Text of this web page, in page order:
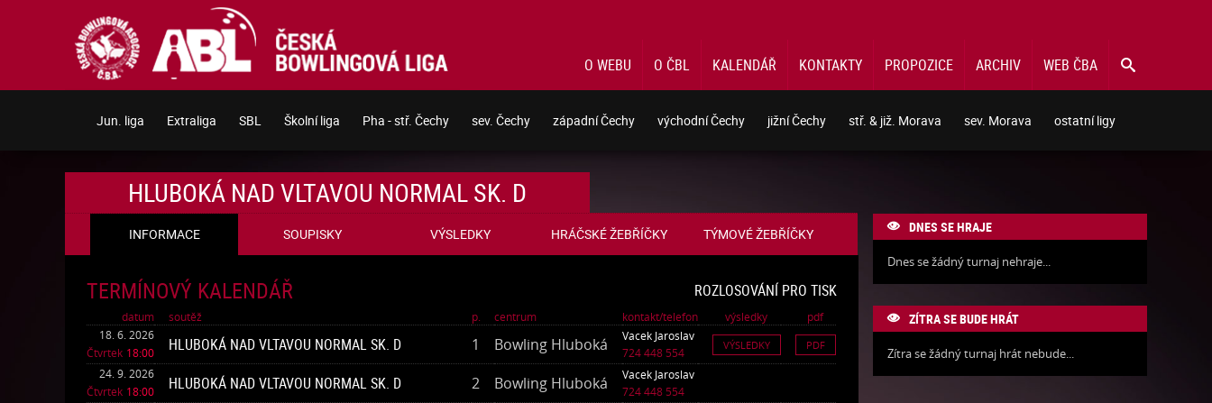

O WEBU O ČBL KALENDÁŘ KONTAKTY PROPOZICE ARCHIV WEB ČBA
Jun. liga Extraliga SBL Školní liga Pha - stř. Čechy sev. Čechy západní Čechy východní Čechy jižní Čechy stř. & již. Morava sev. Morava ostatní ligy
HLUBOKÁ NAD VLTAVOU NORMAL SK. D
INFORMACE SOUPISKY VÝSLEDKY HRÁČSKÉ ŽEBŘÍČKY TÝMOVÉ ŽEBŘÍČKY
TERMÍNOVÝ KALENDÁŘ ROZLOSOVÁNÍ PRO TISK
datum soutěž p. centrum kontakt/telefon výsledky
pdf
18. 6. 2026
Čtvrtek 18:00 HLUBOKÁ NAD VLTAVOU NORMAL SK. D 1 Bowling Hluboká
Vacek Jaroslav
724 448 554
VÝSLEDKY PDF
24. 9. 2026
Čtvrtek 18:00 HLUBOKÁ NAD VLTAVOU NORMAL SK. D 2 Bowling Hluboká
Vacek Jaroslav
724 448 554
 DNES SE HRAJE
Dnes se žádný turnaj nehraje...
 ZÍTRA SE BUDE HRÁT
Zítra se žádný turnaj hrát nebude...